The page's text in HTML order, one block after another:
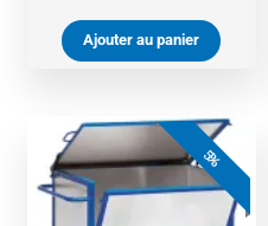
Ajouter au panier
5%
Le
prix
initial
était :
Le
prix